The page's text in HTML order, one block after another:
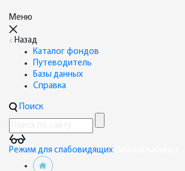
Меню
Назад
Каталог фондов
Путеводитель
Базы данных
Справка
Поиск
Режим для слабовидящих